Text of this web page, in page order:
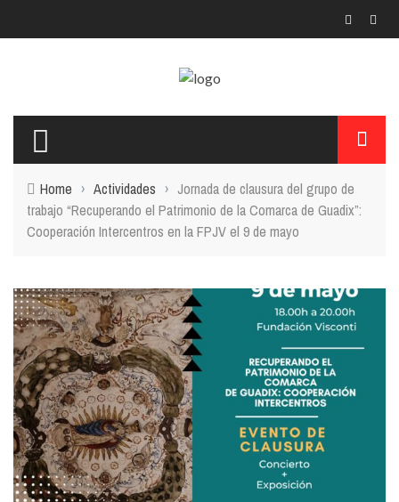
Home › Actividades › Jornada de clausura del grupo de
trabajo “Recuperando el Patrimonio de la Comarca de Guadix”:
Cooperación Intercentros en la FPJV el 9 de mayo